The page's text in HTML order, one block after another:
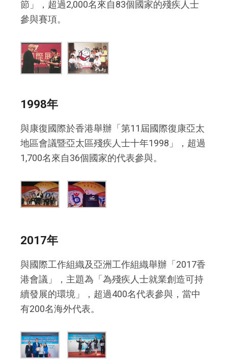
節」，超過2,000名來自83個國家的殘疾人士
參與賽項。
1998年
與康復國際於香港舉辦「第11屆國際復康亞太
地區會議暨亞太區殘疾人士十年1998」，超過
1,700名來自36個國家的代表參與。
2017年
與國際工作組織及亞洲工作組織舉辦「2017香
港會議」，主題為「為殘疾人士就業創造可持
續發展的環境」，超過400名代表參與，當中
有200名海外代表。